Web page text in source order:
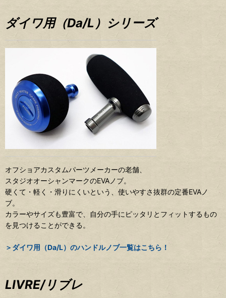
ダイワ用（Da/L）シリーズ
オフショアカスタムパーツメーカーの老舗、
スタジオオーシャンマークのEVAノブ。
硬くて・軽く・滑りにくいという、使いやすさ抜群の定番EVAノ
ブ。
カラーやサイズも豊富で、自分の手にピッタリとフィットするもの
を見つけることができる。
＞ダイワ用（Da/L）のハンドルノブ一覧はこちら！
LIVRE/リブレ